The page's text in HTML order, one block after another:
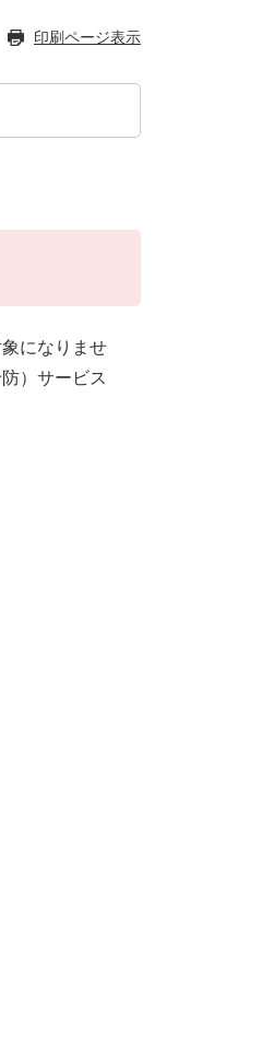
印刷ページ表示
になりませ
）サービス